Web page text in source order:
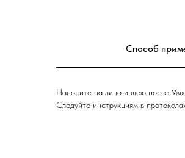
Способ
Наносите на лицо и шею после
Следуйте инструкциям в